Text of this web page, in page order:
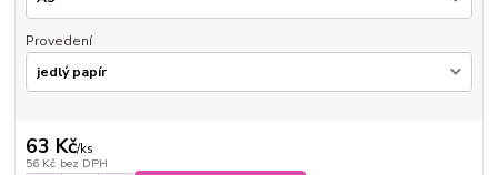
Provedení
63 Kč/ks
56 Kč bez DPH